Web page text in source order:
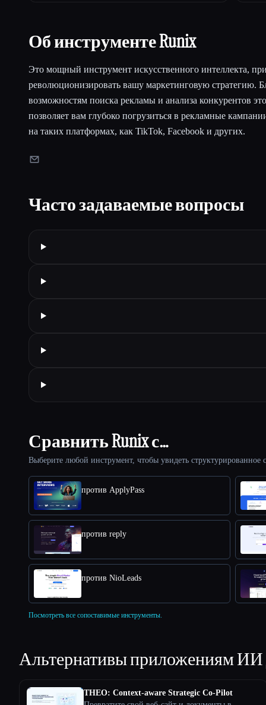
Об инструменте Runix
Это мощный инструмент искусственного интеллекта,
революционизировать вашу маркетинговую стратегию.
возможностям поиска рекламы и анализа конкурентов
позволяет вам глубоко погрузиться в рекламные
на таких платформах, как TikTok, Facebook и других.
Часто задаваемые вопросы
Сравнить Runix с…
Выберите любой инструмент, чтобы увидеть
против ApplyPass
против reply
против NioLeads
Посмотреть все сопоставимые инструменты.
Альтернативы приложениям ИИ
THEO: Context-aware Strategic Co-Pilot